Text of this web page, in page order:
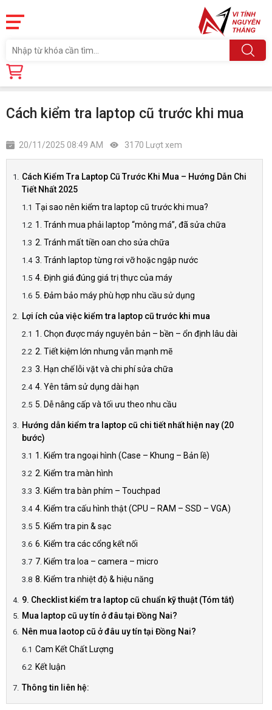
Trang chủ
Cách kiểm tra laptop cũ trước khi mua
20/11/2025 08:49 AM 3170 Lượt xem
Cách Kiểm Tra Laptop Cũ Trước Khi Mua – Hướng Dẫn Chi
Tiết Nhất 2025
Tại sao nên kiểm tra laptop cũ trước khi mua?
1. Tránh mua phải laptop “mông má”, đã sửa chữa
2. Tránh mất tiền oan cho sửa chữa
3. Tránh laptop từng rơi vỡ hoặc ngập nước
4. Định giá đúng giá trị thực của máy
5. Đảm bảo máy phù hợp nhu cầu sử dụng
Lợi ích của việc kiểm tra laptop cũ trước khi mua
1. Chọn được máy nguyên bản – bền – ổn định lâu dài
2. Tiết kiệm lớn nhưng vẫn mạnh mẽ
3. Hạn chế lỗi vặt và chi phí sửa chữa
4. Yên tâm sử dụng dài hạn
5. Dễ nâng cấp và tối ưu theo nhu cầu
Hướng dẫn kiểm tra laptop cũ chi tiết nhất hiện nay (20
bước)
1. Kiểm tra ngoại hình (Case – Khung – Bản lề)
2. Kiểm tra màn hình
3. Kiểm tra bàn phím – Touchpad
4. Kiểm tra cấu hình thật (CPU – RAM – SSD – VGA)
5. Kiểm tra pin & sạc
6. Kiểm tra các cổng kết nối
7. Kiểm tra loa – camera – micro
8. Kiểm tra nhiệt độ & hiệu năng
9. Checklist kiểm tra laptop cũ chuẩn kỹ thuật (Tóm tắt)
Mua laptop cũ uy tín ở đâu tại Đồng Nai?
Nên mua laotop cũ ở đâu uy tín tại Đồng Nai?
Cam Kết Chất Lượng
Kết luận
Thông tin liên hệ: